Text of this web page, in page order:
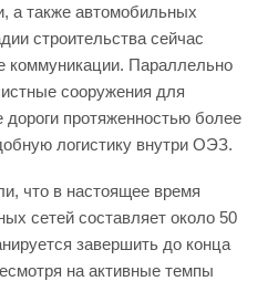
а также автомобильных
строительства сейчас
коммуникации. Параллельно
сооружения для
протяженностью более
логистику внутри ОЭЗ.
что в настоящее время
сетей составляет около 50
завершить до конца
на активные темпы